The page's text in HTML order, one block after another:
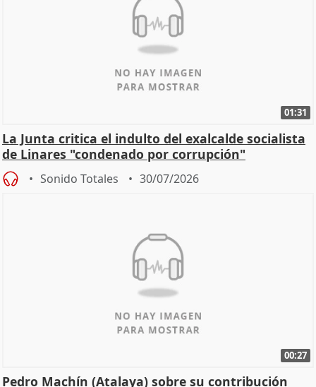
01:31
La Junta critica el indulto del exalcalde socialista
de Linares "condenado por corrupción"
Sonido Totales 30/07/2026
00:27
Pedro Machín (Atalaya) sobre su contribución